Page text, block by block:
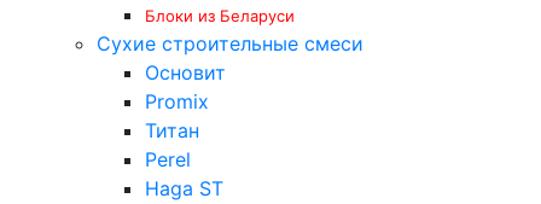
Блоки из Беларуси
Сухие строительные смеси
Основит
Promix
Титан
Perel
Haga ST